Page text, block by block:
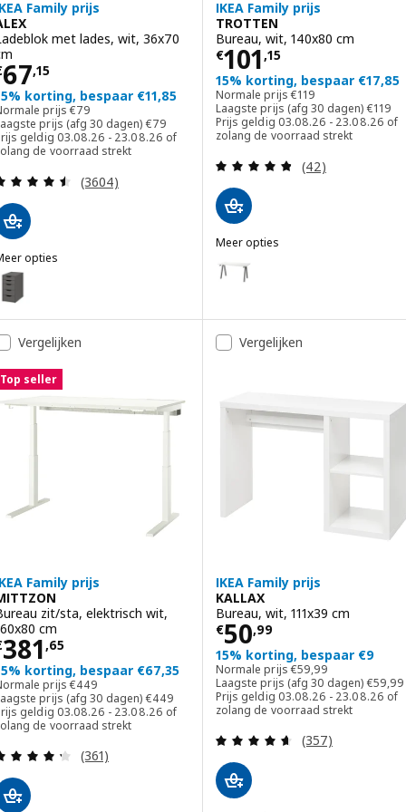
Family prijs
met lades, wit, 36x70
67,15€ 67,15
korting, bespaar €11,85
prijs€79
Normale prijs € 79
prijs (afg 30 dagen)€79
Laagste prijs (afg 30 dagen) € 79
geldig 03.08.26 - 23.08.26 of
de voorraad strekt
Beoordeling: 4.5 van 5 sterren. Totaal
(3604)
opties
ALEX, Ladeblok met lades, donkergrijs, 36x70 cm
ALEX, Ladeblok met lades, wit gelazuurd/eikenpatroon, 36x70
IKEA Family prijs
TROTTEN
Bureau, wit, 140x80 cm
€101,15
Prijs € 101,15
15% korting, bespaar €17,85
Normale prijs€119
Normale prijs € 119
Laagste prijs (afg 30 dagen)€119
Prijs geldig 03.08.26 - 23.08.26 of
zolang de voorraad strekt
Beoordeling:
(42)
Meer opties
Optie: TROTTEN, Bureau, wit/
Vergelijken
Top seller
Family prijs
zit/sta, elektrisch wit,
cm
381,65
€ 381,65
korting, bespaar €67,35
prijs€449
Normale prijs € 449
prijs (afg 30 dagen)€449
Laagste prijs (afg 30 dagen) € 449
geldig 03.08.26 - 23.08.26 of
de voorraad strekt
Beoordeling: 4.3 van 5 sterren. Totaal
(361)
Vergelijken
IKEA Family prijs
KALLAX
Bureau, wit, 111x39 cm
€50,99
Prijs € 50,99
15% korting, bespaar €9
Normale prijs€59,99
Normale prijs € 59,99
Laagste prijs (afg 30 dagen)€59,99
Prijs geldig 03.08.26 - 23.08.26 of
zolang de voorraad strekt
Beoordeling:
(357)